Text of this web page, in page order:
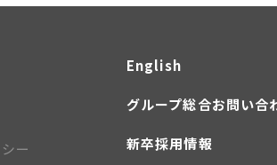
ー
English
グループ総合お問い合
新卒採用情報